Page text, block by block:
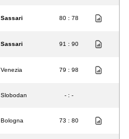
Sassari 80 : 78
Sassari 91 : 90
Venezia 79 : 98
Slobodan - : -
Bologna 73 : 80